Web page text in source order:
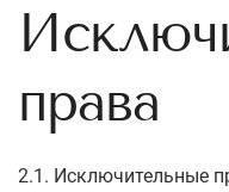
права
2.1. Исключительные